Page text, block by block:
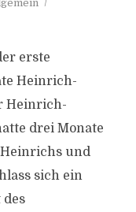
erste
Heinrich-
Heinrich-
drei Monate
und
sich ein
des